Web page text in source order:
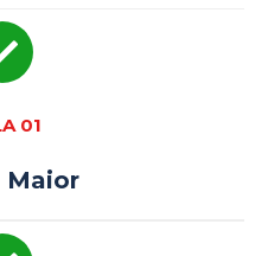
01
Maior